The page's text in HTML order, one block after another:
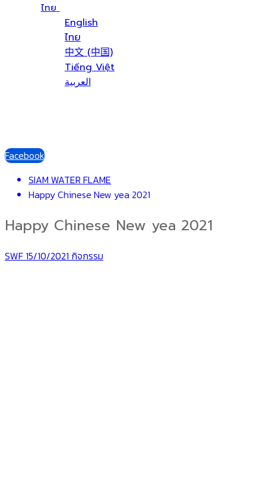
ไทย
English
ไทย
中文 (中国)
Tiếng Việt
العربية
Facebook
SIAM WATER FLAME
Happy Chinese New yea 2021
Happy Chinese New yea 2021
SWF 15/10/2021 กิจกรรม